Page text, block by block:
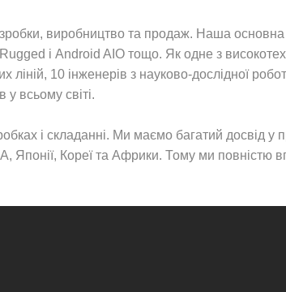
виробництво та продаж. Наша
і Android AIO тощо. Як одне з
10 інженерів з науково-дослідної
всьому світі.
і складанні. Ми маємо багатий досвід у
Японії, Кореї та Африки. Тому ми повністю